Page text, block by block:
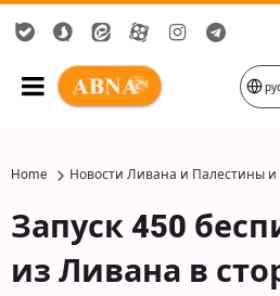
Home Новости Ливана и Палестины и
Запуск 450
из Ливана в